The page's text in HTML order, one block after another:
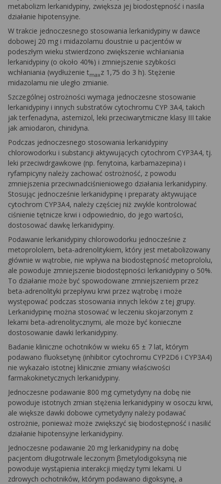
metabolizm lerkanidypiny, zwiększa jej biodostępność i nasila
działanie hipotensyjne.
W trakcie jednoczesnego stosowania lerkanidypiny w dawce
dobowej 20 mg i midazolamu doustnie u pacjentów w
podeszłym wieku stwierdzono zwiększenie wchłaniania
lerkanidypiny (o około 40%) i zmniejszenie szybkości
wchłaniania (wydłużenie tmaxz 1,75 do 3 h). Stężenie
midazolamu nie uległo zmianie.
Szczególnej ostrożności wymaga jednoczesne stosowanie
lerkanidypiny i innych substratów cytochromu CYP 3A4, takich
jak terfenadyna, astemizol, leki przeciwarytmiczne klasy III takie
jak amiodaron, chinidyna.
Podczas jednoczesnego stosowania lerkanidypiny
chlorowodorku i substancji aktywujących cytochrom CYP3A4, tj.
leki przeciwdrgawkowe (np. fenytoina, karbamazepina) i
ryfampicyny należy zachować ostrożność, z powodu
zmniejszenia przeciwnadciśnieniowego działania lerkanidypiny.
Stosując jednocześnie lerkanidypinę i preparaty aktywujące
cytochrom CYP3A4, należy częściej niż zwykle kontrolować
ciśnienie tętnicze krwi i odpowiednio, do jego wartości,
dostosować dawkę lerkanidypiny.
Podawanie lerkanidypiny chlorowodorku jednocześnie z
metoprololem, beta-adrenolitykiem, który jest metabolizowany
głównie w wątrobie, nie wpływa na biodostępność metoprololu,
ale powoduje zmniejszenie biodostępności lerkanidypiny o 50%.
To działanie może być spowodowane zmniejszeniem przez
beta-adrenolityki przepływu krwi przez wątrobę i może
występować podczas stosowania innych leków z tej grupy.
Lerkanidypinę można stosować w leczeniu skojarzonym z
lekami beta-adrenolitycznymi, ale może być konieczne
dostosowanie dawki lerkanidypiny.
Badanie kliniczne ochotników w wieku 65 ± 7 lat, którym
podawano fluoksetynę (inhibitor cytochromu CYP2D6 i CYP3A4)
nie wykazało istotnej klinicznie zmiany właściwości
farmakokinetycznych lerkanidypiny.
Jednoczesne podawanie 800 mg cymetydyny na dobę nie
powoduje istotnych zmian stężenia lerkanidypiny w osoczu krwi,
ale większe dawki dobowe cymetydyny należy podawać
ostrożnie, ponieważ może zwiększyć się biodostępność i nasilić
działanie hipotensyjne lerkanidypiny.
Jednoczesne podawanie 20 mg lerkanidypiny na dobę
pacjentom długotrwale leczonym βmetylodigoksyną nie
powoduje wystąpienia interakcji między tymi lekami. U
zdrowych ochotników, którym podawano digoksynę, a